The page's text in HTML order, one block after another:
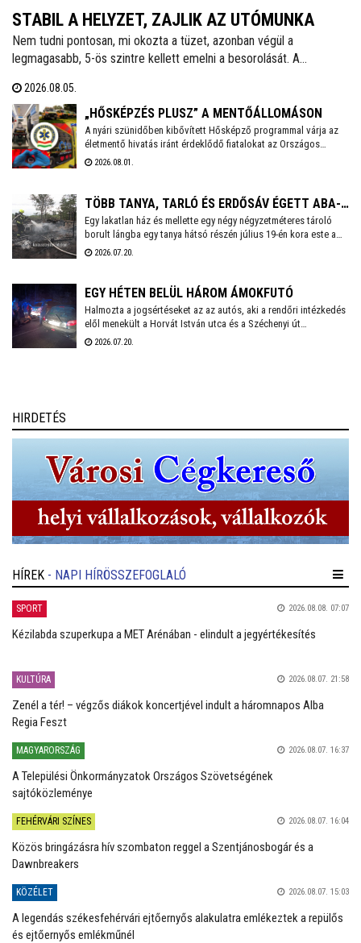
STABIL A HELYZET, ZAJLIK AZ UTÓMUNKA
Nem tudni pontosan, mi okozta a tüzet, azonban végül a
legmagasabb, 5-ös szintre kellett emelni a besorolását. A
kockázatott jelentett - tájékoztatott közösségi oldalán dr. Cser-
Palkovics András polgármester. A környék két utcáiból hatvanegy
embert menekítettek ki, őket már visszaengedték otthonukba.
2026.08.05.
„HŐSKÉPZÉS PLUSZ” A MENTŐÁLLOMÁSON
A nyári szünidőben kibővített Hősképző programmal várja az
életmentő hivatás iránt érdeklődő fiatalokat az Országos
Mentőszolgálat. Életmentő kiképzés, élményprogram,
program, amelyre előzetesen kell jelentkezni a
czako.attila@mentok.hu email címen.
2026.08.01.
TÖBB TANYA, TARLÓ ÉS ERDŐSÁV ÉGETT ABA-
BELSŐBÁRÁNDNÁL
Egy lakatlan ház és mellette egy négy négyzetméteres tároló
borult lángba egy tanya hátsó részén július 19-én kora este a
63-as főút mellett, Aba-Belsőbárándnál. Az erős szélben a tűz
tárolt lom is meggyulladt.
2026.07.20.
EGY HÉTEN BELÜL HÁROM ÁMOKFUTÓ
Halmozta a jogsértéseket az az autós, aki a rendőri intézkedés
elől menekült a Horvát István utca és a Széchenyi út
kereszteződésétől. Végül több rendőri egység összehangolt
2026.07.20.
HIRDETÉS
HÍREK - NAPI HÍRÖSSZEFOGLALÓ
SPORT 2026.08.08. 07:07
Kézilabda szuperkupa a MET Arénában - elindult a jegyértékesítés
KULTÚRA 2026.08.07. 21:58
Zenél a tér! – végzős diákok koncertjével indult a háromnapos Alba
Regia Feszt
MAGYARORSZÁG 2026.08.07. 16:37
A Települési Önkormányzatok Országos Szövetségének
sajtóközleménye
FEHÉRVÁRI SZÍNES 2026.08.07. 16:04
Közös bringázásra hív szombaton reggel a Szentjánosbogár és a
Dawnbreakers
KÖZÉLET 2026.08.07. 15:03
A legendás székesfehérvári ejtőernyős alakulatra emlékeztek a repülős
és ejtőernyős emlékműnél